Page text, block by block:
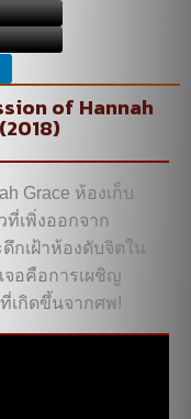
of Hannah
Grace ห้องเก็บศพ
งออกจากสถาน
ห้องดับจิตในโรง
อการเผชิญหน้ากับ
จากศพ!